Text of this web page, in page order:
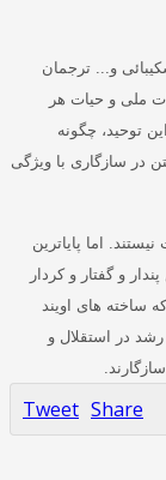
و
ترجمان
ملی و حیات هر
توحید، چگونه
در سازگاری با ویژگی
اما پایاترین
و گفتار و کردار
ساخته های اویند
رشد در استقلال و
Tweet Share